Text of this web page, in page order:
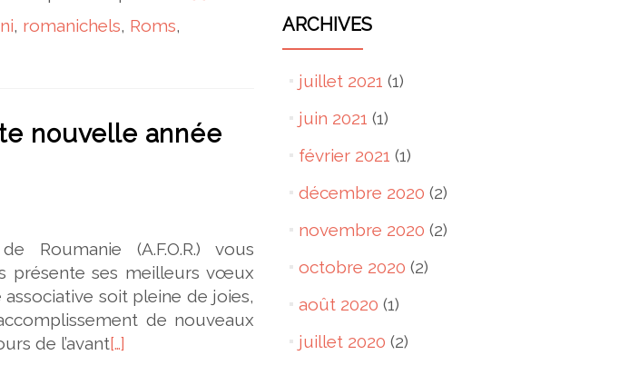
, romanichels, Roms,
nouvelle année
Roumanie (A.F.O.R.) vous
présente ses meilleurs vœux
soit pleine de joies,
de nouveaux
de l’avant[…]
ARCHIVES
juillet 2021 (1)
juin 2021 (1)
février 2021 (1)
décembre 2020 (2)
novembre 2020 (2)
octobre 2020 (2)
août 2020 (1)
juillet 2020 (2)